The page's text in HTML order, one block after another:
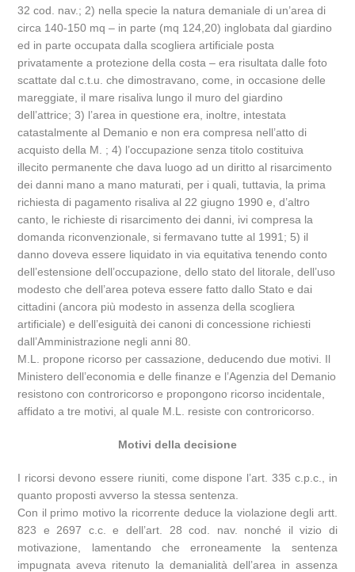
32 cod. nav.; 2) nella specie la natura demaniale di un’area di
circa 140-150 mq – in parte (mq 124,20) inglobata dal giardino
ed in parte occupata dalla scogliera artificiale posta
privatamente a protezione della costa – era risultata dalle foto
scattate dal c.t.u. che dimostravano, come, in occasione delle
mareggiate, il mare risaliva lungo il muro del giardino
dell’attrice; 3) l’area in questione era, inoltre, intestata
catastalmente al Demanio e non era compresa nell’atto di
acquisto della M. ; 4) l’occupazione senza titolo costituiva
illecito permanente che dava luogo ad un diritto al risarcimento
dei danni mano a mano maturati, per i quali, tuttavia, la prima
richiesta di pagamento risaliva al 22 giugno 1990 e, d’altro
canto, le richieste di risarcimento dei danni, ivi compresa la
domanda riconvenzionale, si fermavano tutte al 1991; 5) il
danno doveva essere liquidato in via equitativa tenendo conto
dell’estensione dell’occupazione, dello stato del litorale, dell’uso
modesto che dell’area poteva essere fatto dallo Stato e dai
cittadini (ancora più modesto in assenza della scogliera
artificiale) e dell’esiguità dei canoni di concessione richiesti
dall’Amministrazione negli anni 80.
M.L. propone ricorso per cassazione, deducendo due motivi. Il
Ministero dell’economia e delle finanze e l’Agenzia del Demanio
resistono con controricorso e propongono ricorso incidentale,
affidato a tre motivi, al quale M.L. resiste con controricorso.
Motivi della decisione
I ricorsi devono essere riuniti, come dispone l’art. 335 c.p.c., in
quanto proposti avverso la stessa sentenza.
Con il primo motivo la ricorrente deduce la violazione degli artt.
823 e 2697 c.c. e dell’art. 28 cod. nav. nonché il vizio di
motivazione, lamentando che erroneamente la sentenza
impugnata aveva ritenuto la demanialità dell’area in assenza